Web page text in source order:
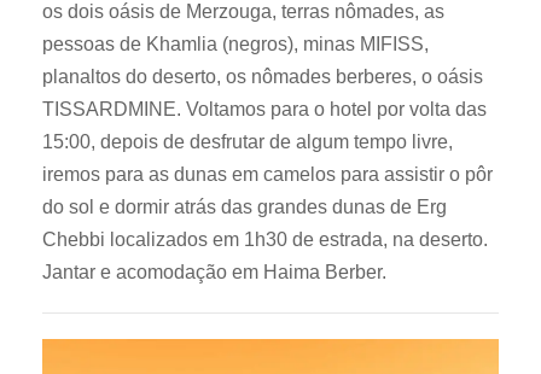
os dois oásis de Merzouga, terras nômades, as
pessoas de Khamlia (negros), minas MIFISS,
planaltos do deserto, os nômades berberes, o oásis
TISSARDMINE. Voltamos para o hotel por volta das
15:00, depois de desfrutar de algum tempo livre,
iremos para as dunas em camelos para assistir o pôr
do sol e dormir atrás das grandes dunas de Erg
Chebbi localizados em 1h30 de estrada, na deserto.
Jantar e acomodação em Haima Berber.